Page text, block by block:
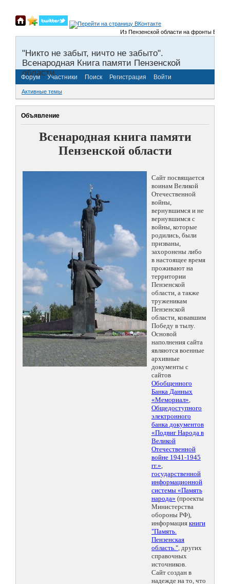
Из Пензенской области на фронты
"Никто не забыт, ничто не забыто".
Всенародная Книга памяти Пензенской
области.
Форум Участники Поиск Регистрация Войти
Активные темы
Объявление
Всенародная книга памяти
Пензенской области
Сайт посвящается
воинам Великой
Отечественной
войны,
вернувшимся и не
вернувшимся с
войны, которые
родились, были
призваны,
захоронены либо
в настоящее время
проживают на
территории
Пензенской
области, а также
труженикам
Пензенской
области, ковавшим
Победу в тылу.
Основой
наполнения сайта
являются военные
архивные
документы с
сайтов
Обобщенного
Банка Данных
«Мемориал»,
Общедоступного
электронного
банка документов
«Подвиг Народа в
Великой
Отечественной
войне 1941-1945
гг.»,
государственной
информационной
системы «Память
народа» (проекты
Министерства
обороны РФ),
информация книги
"Память.
Пензенская
область.", других
справочных
источников.
Сайт создан в
надежде на то, что